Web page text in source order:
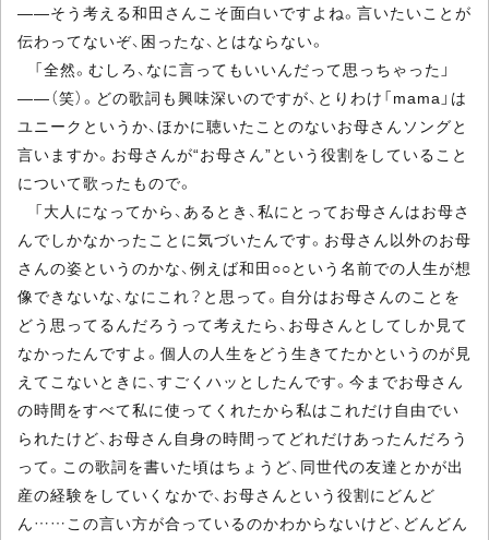
――そう考える和田さんこそ面白いですよね。言いたいことが
伝わってないぞ、困ったな、とはならない。
「全然。むしろ、なに言ってもいいんだって思っちゃった」
――（笑）。どの歌詞も興味深いのですが、とりわけ「mama」は
ユニークというか、ほかに聴いたことのないお母さんソングと
言いますか。お母さんが“お母さん”という役割をしていること
について歌ったもので。
「大人になってから、あるとき、私にとってお母さんはお母さ
んでしかなかったことに気づいたんです。お母さん以外のお母
さんの姿というのかな、例えば和田○○という名前での人生が想
像できないな、なにこれ？と思って。自分はお母さんのことを
どう思ってるんだろうって考えたら、お母さんとしてしか見て
なかったんですよ。個人の人生をどう生きてたかというのが見
えてこないときに、すごくハッとしたんです。今までお母さん
の時間をすべて私に使ってくれたから私はこれだけ自由でい
られたけど、お母さん自身の時間ってどれだけあったんだろう
って。この歌詞を書いた頃はちょうど、同世代の友達とかが出
産の経験をしていくなかで、お母さんという役割にどんど
ん……この言い方が合っているのかわからないけど、どんどん